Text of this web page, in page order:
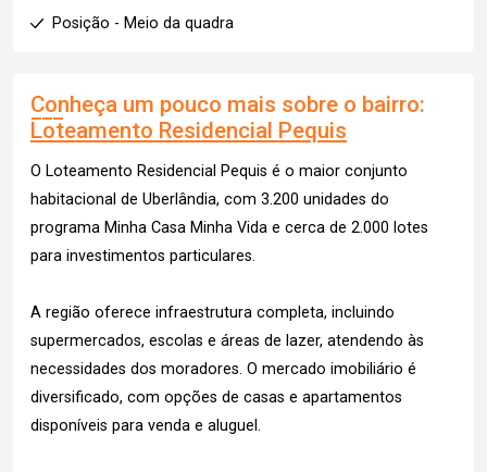
Posição - Meio da quadra
Conheça um pouco mais sobre o bairro:
Loteamento Residencial Pequis
O Loteamento Residencial Pequis é o maior conjunto
habitacional de Uberlândia, com 3.200 unidades do
programa Minha Casa Minha Vida e cerca de 2.000 lotes
para investimentos particulares.
A região oferece infraestrutura completa, incluindo
supermercados, escolas e áreas de lazer, atendendo às
necessidades dos moradores. O mercado imobiliário é
diversificado, com opções de casas e apartamentos
disponíveis para venda e aluguel.